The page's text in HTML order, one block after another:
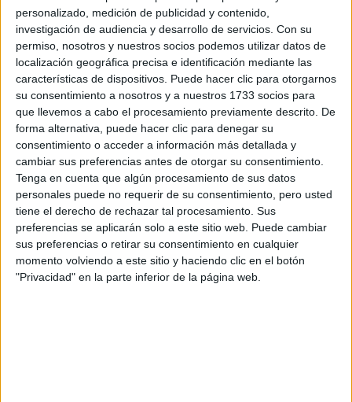
personalizado, medición de publicidad y contenido,
investigación de audiencia y desarrollo de servicios. Con su
permiso, nosotros y nuestros socios podemos utilizar datos de
localización geográfica precisa e identificación mediante las
características de dispositivos. Puede hacer clic para otorgarnos
su consentimiento a nosotros y a nuestros 1733 socios para
que llevemos a cabo el procesamiento previamente descrito. De
forma alternativa, puede hacer clic para denegar su
consentimiento o acceder a información más detallada y
cambiar sus preferencias antes de otorgar su consentimiento.
Tenga en cuenta que algún procesamiento de sus datos
personales puede no requerir de su consentimiento, pero usted
tiene el derecho de rechazar tal procesamiento. Sus
preferencias se aplicarán solo a este sitio web. Puede cambiar
sus preferencias o retirar su consentimiento en cualquier
momento volviendo a este sitio y haciendo clic en el botón
"Privacidad" en la parte inferior de la página web.
Soy:*
Chico
Chica
¿En qué año terminas (o terminaste) bachillerato o FP?
Soy estudiante de:*
Términos y Condiciones de Uso
Aceptolos Términos y Condicionesde uso*